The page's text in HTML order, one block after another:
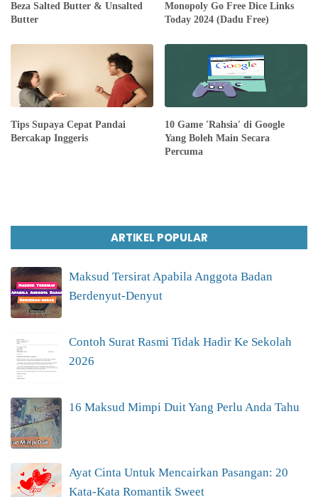
Beza Salted Butter & Unsalted
Butter
Monopoly Go Free Dice Links
Today 2024 (Dadu Free)
Tips Supaya Cepat Pandai
Bercakap Inggeris
10 Game 'Rahsia' di Google
Yang Boleh Main Secara
Percuma
ARTIKEL POPULAR
Maksud Tersirat Apabila Anggota Badan
Berdenyut-Denyut
Contoh Surat Rasmi Tidak Hadir Ke Sekolah
2026
16 Maksud Mimpi Duit Yang Perlu Anda Tahu
Ayat Cinta Untuk Mencairkan Pasangan: 20
Kata-Kata Romantik Sweet